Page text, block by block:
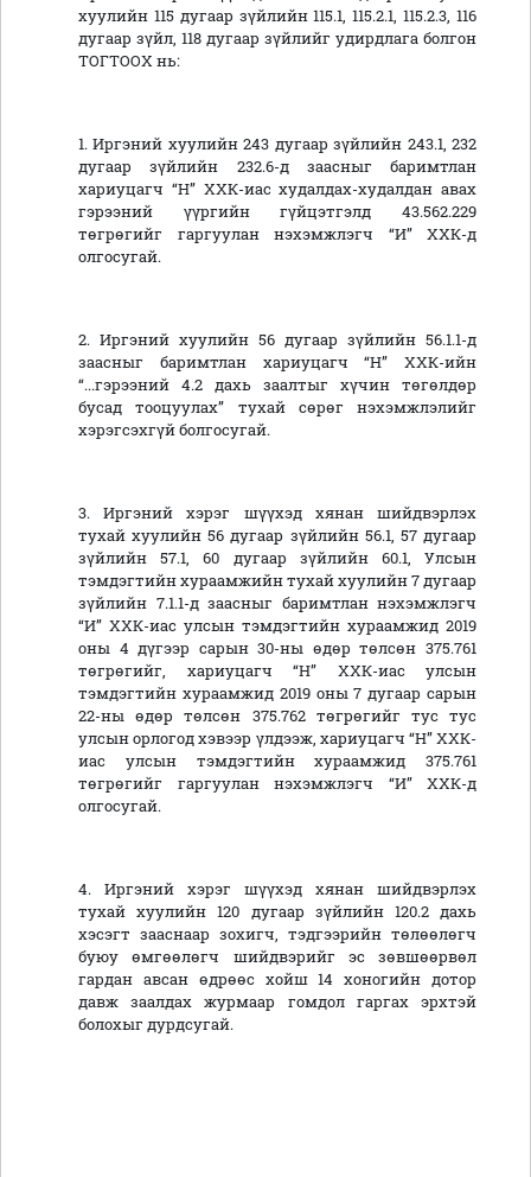
хуулийн 115 дугаар зүйлийн 115.1, 115.2.1, 115.2.3, 116
дугаар зүйл, 118 дугаар зүйлийг удирдлага болгон
ТОГТООХ нь:
1. Иргэний хуулийн 243 дугаар зүйлийн 243.1, 232
дугаар зүйлийн 232.6-д заасныг баримтлан
хариуцагч “Н” ХХК-иас худалдах-худалдан авах
гэрээний үүргийн гүйцэтгэлд 43.562.229
төгрөгийг гаргуулан нэхэмжлэгч “И” ХХК-д
олгосугай.
2. Иргэний хуулийн 56 дугаар зүйлийн 56.1.1-д
заасныг баримтлан хариуцагч “Н” ХХК-ийн
“...гэрээний 4.2 дахь заалтыг хүчин төгөлдөр
бусад тооцуулах” тухай сөрөг нэхэмжлэлийг
хэрэгсэхгүй болгосугай.
3. Иргэний хэрэг шүүхэд хянан шийдвэрлэх
тухай хуулийн 56 дугаар зүйлийн 56.1, 57 дугаар
зүйлийн 57.1, 60 дугаар зүйлийн 60.1, Улсын
тэмдэгтийн хураамжийн тухай хуулийн 7 дугаар
зүйлийн 7.1.1-д заасныг баримтлан нэхэмжлэгч
“И” ХХК-иас улсын тэмдэгтийн хураамжид 2019
оны 4 дүгээр сарын 30-ны өдөр төлсөн 375.761
төгрөгийг, хариуцагч “Н” ХХК-иас улсын
тэмдэгтийн хураамжид 2019 оны 7 дугаар сарын
22-ны өдөр төлсөн 375.762 төгрөгийг тус тус
улсын орлогод хэвээр үлдээж, хариуцагч “Н” ХХК-
иас улсын тэмдэгтийн хураамжид 375.761
төгрөгийг гаргуулан нэхэмжлэгч “И” ХХК-д
олгосугай.
4. Иргэний хэрэг шүүхэд хянан шийдвэрлэх
тухай хуулийн 120 дугаар зүйлийн 120.2 дахь
хэсэгт зааснаар зохигч, тэдгээрийн төлөөлөгч
буюу өмгөөлөгч шийдвэрийг эс зөвшөөрвөл
гардан авсан өдрөөс хойш 14 хоногийн дотор
давж заалдах журмаар гомдол гаргах эрхтэй
болохыг дурдсугай.